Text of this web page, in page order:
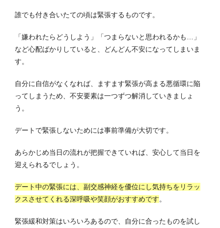
誰でも付き合いたての頃は緊張するものです。
「嫌われたらどうしよう」「つまらないと思われるかも…」
など心配ばかりしていると、どんどん不安になってしまいま
す。
自分に自信がなくなれば、ますます緊張が高まる悪循環に陥
ってしまうため、不安要素は一つずつ解消していきましょ
う。
デートで緊張しないためには事前準備が大切です。
あらかじめ当日の流れが把握できていれば、安心して当日を
迎えられるでしょう。
デート中の緊張には、副交感神経を優位にし気持ちをリラッ
クスさせてくれる深呼吸や笑顔がおすすめです。
緊張緩和対策はいろいろあるので、自分に合ったものを試し